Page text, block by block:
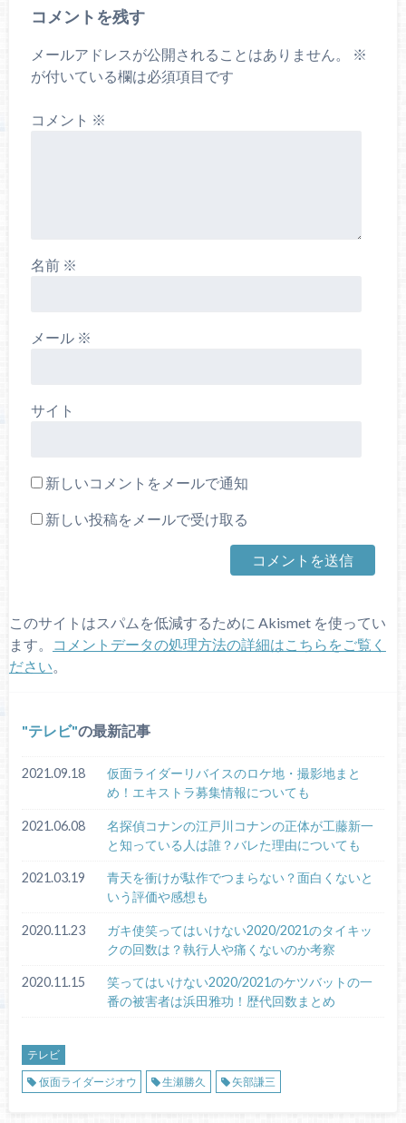
コメントを残す
メールアドレスが公開されることはありません。
※
が付いている欄は必須項目です
コメント ※
名前 ※
メール ※
サイト
新しいコメントをメールで通知
新しい投稿をメールで受け取る
このサイトはスパムを低減するために Akismet を使ってい
ます。
コメントデータの処理方法の詳細はこちらをご覧く
ださい。
テレビ の最新記事
2021.09.18
仮面ライダーリバイスのロケ地・撮影地まと
め！エキストラ募集情報についても
2021.06.08
名探偵コナンの江戸川コナンの正体が工藤新一
と知っている人は誰？バレた理由についても
2021.03.19
青天を衝けが駄作でつまらない？面白くないと
いう評価や感想も
2020.11.23
ガキ使笑ってはいけない2020/2021のタイキッ
クの回数は？執行人や痛くないのか考察
2020.11.15
笑ってはいけない2020/2021のケツバットの一
番の被害者は浜田雅功！歴代回数まとめ
テレビ
仮面ライダージオウ
生瀬勝久 矢部謙三